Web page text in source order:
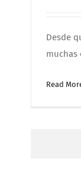
Desde
muchas
Read